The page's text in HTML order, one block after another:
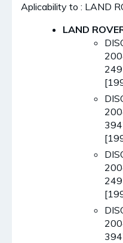
Aplicability to : LAND
LAND